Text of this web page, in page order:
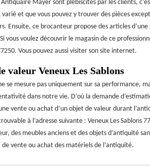
Mayer sont plébiscités par les clients,
et que vous pouvez y trouver des pièces
Ensuite, ce brocanteur propose des articles
vous voulez découvrir le magasin de ce
Vous pouvez aussi visiter son site internet.
valeur Veneux Les Sablons
se mesure pas uniquement sur sa performance,
dans notre vie. D’où la demande
vente ou achat d’un objet de valeur durant
à l’adresse suivante : Veneux Les Sablons
des meubles anciens et des objets d’antiquité
vente ou achat des matériels de l’antiquité.